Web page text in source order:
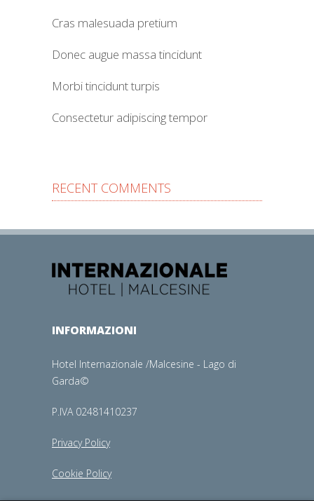
Cras malesuada pretium
Donec augue massa tincidunt
Morbi tincidunt turpis
Consectetur adipiscing tempor
RECENT COMMENTS
INFORMAZIONI
Hotel Internazionale /Malcesine - Lago di
Garda©
P.IVA 02481410237
Privacy Policy
Cookie Policy